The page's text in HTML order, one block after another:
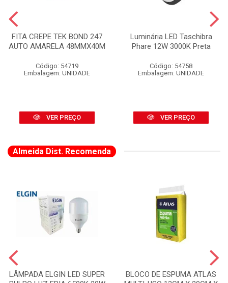
FITA CREPE TEK BOND 247
AUTO AMARELA 48MMX40M
Código: 54719
Embalagem: UNIDADE
VER PREÇO
Luminária LED Taschibra
Phare 12W 3000K Preta
Código: 54758
Embalagem: UNIDADE
VER PREÇO
Almeida Dist. Recomenda
LÂMPADA ELGIN LED SUPER
BLOCO DE ESPUMA ATLAS